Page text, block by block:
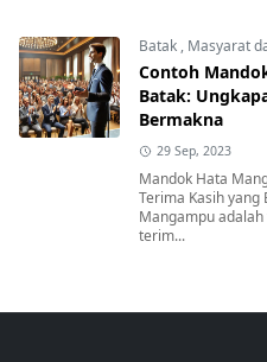
Batak , Masyarat
Contoh
Batak:
Bermakna
29 Sep, 2023
Mandok Hata
Terima Kasih
Mangampu
terim...